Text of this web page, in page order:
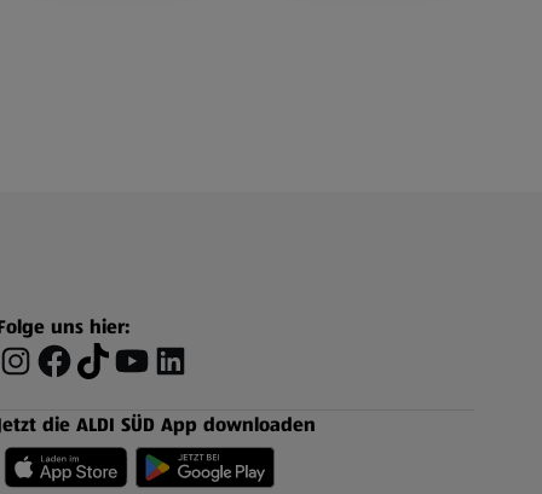
uns hier:
die ALDI SÜD App downloaden